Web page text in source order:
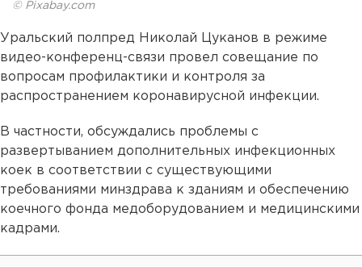
© Pixabay.com
Уральский полпред Николай Цуканов в режиме
видео-конференц-связи провел совещание по
вопросам профилактики и контроля за
распространением коронавирусной инфекции.
В частности, обсуждались проблемы с
развертыванием дополнительных инфекционных
коек в соответствии с существующими
требованиями минздрава к зданиям и обеспечению
коечного фонда медоборудованием и медицинскими
кадрами.